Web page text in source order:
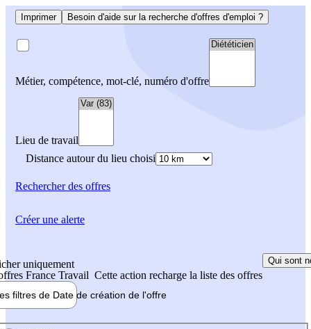
Imprimer Besoin d'aide sur la recherche d'offres d'emploi ?
Métier, compétence, mot-clé, numéro d'offre
Lieu de travail
Distance autour du lieu choisi
Rechercherdes offres
uniquement
France Travail Cette action recharge la liste des offres
Qui sont
filtres de Date de création de l'offre
Créer une alerte